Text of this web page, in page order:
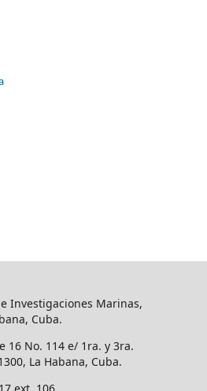
Investigaciones Marinas,
Cuba.
16 No. 114 e/ 1ra. y 3ra.
La Habana, Cuba.